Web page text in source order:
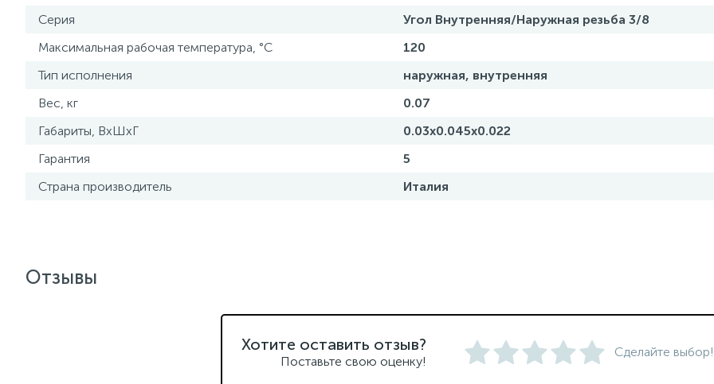
Серия
Угол Внутренняя/Наружная резьба 3/8
Максимальная рабочая температура, °С
120
Тип исполнения
наружная, внутренняя
Вес, кг
0.07
Габариты, ВхШхГ
0.03x0.045x0.022
Гарантия
5
Страна производитель
Италия
Отзывы
Хотите оставить отзыв?
Поставьте свою оценку!
Сделайте выбор!